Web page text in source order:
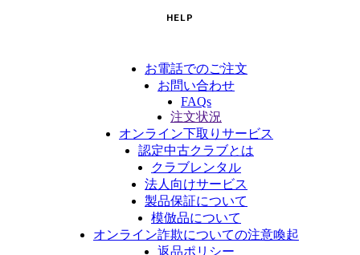
HELP
お電話でのご注文
お問い合わせ
FAQs
注文状況
オンライン下取りサービス
認定中古クラブとは
クラブレンタル
法人向けサービス
製品保証について
模倣品について
オンライン詐欺についての注意喚起
返品ポリシー